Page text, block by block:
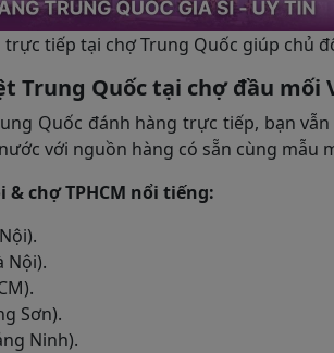
tiếp tại chợ Trung Quốc giúp chủ
Trung Quốc tại chợ đầu mối
Quốc đánh hàng trực tiếp, bạn
với nguồn hàng có sẵn cùng mẫu
chợ TPHCM nổi tiếng:
Nội).
Sơn).
Ninh).